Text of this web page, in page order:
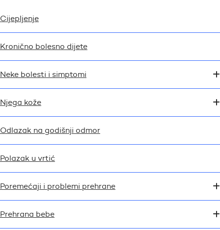
Cijepljenje
Kronično bolesno dijete
Neke bolesti i simptomi
Njega kože
Odlazak na godišnji odmor
Polazak u vrtić
Poremećaji i problemi prehrane
Prehrana bebe